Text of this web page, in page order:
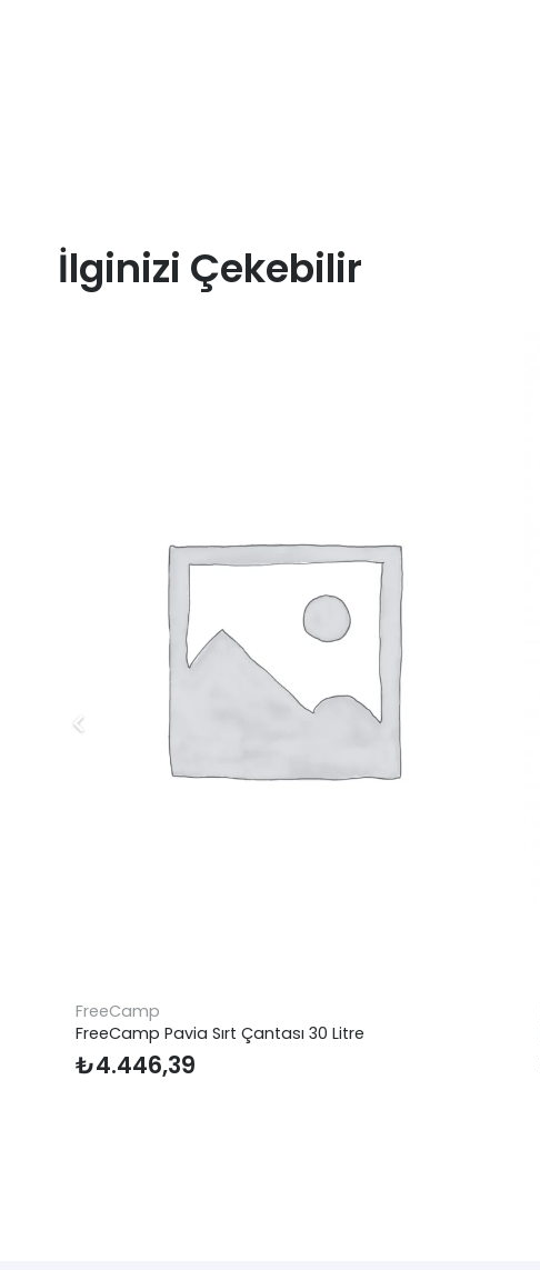
İlginizi Çekebilir
FreeCamp
FreeCamp Pavia Sırt Çantası 30 Litre
₺4.446,39